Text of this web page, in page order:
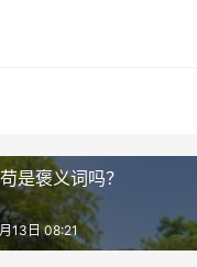
是褒义词吗？
13日 08:21